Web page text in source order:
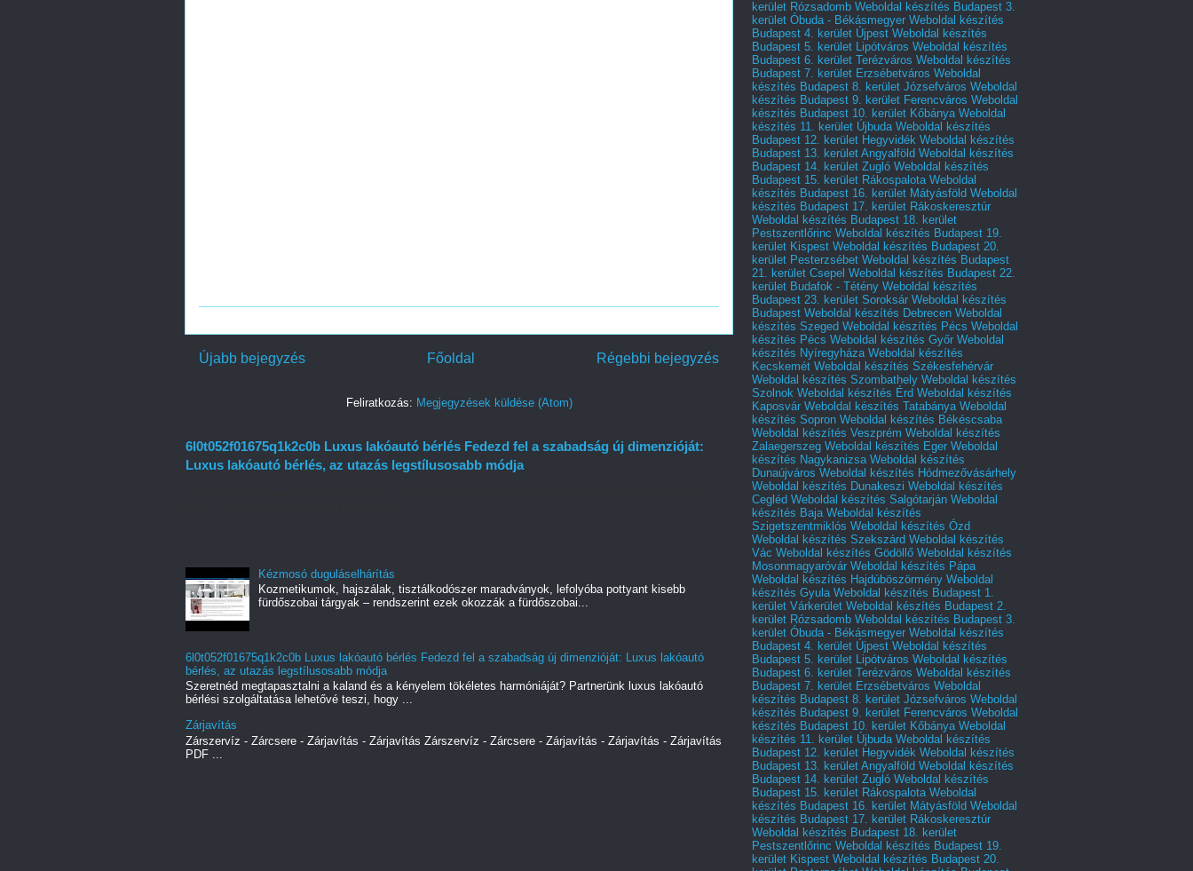
Újabb bejegyzés Régebbi bejegyzés
Főoldal
Feliratkozás: Megjegyzések küldése (Atom)
6l0t052f01675q1k2c0b Luxus lakóautó bérlés Fedezd fel a szabadság új dimenzióját:
Luxus lakóautó bérlés, az utazás legstílusosabb módja
Kézmosó duguláselhárítás
Kozmetikumok, hajszálak, tisztálkodószer maradványok, lefolyóba pottyant kisebb
fürdőszobai tárgyak – rendszerint ezek okozzák a fürdőszobai...
6l0t052f01675q1k2c0b Luxus lakóautó bérlés Fedezd fel a szabadság új dimenzióját: Luxus lakóautó
bérlés, az utazás legstílusosabb módja
Szeretnéd megtapasztalni a kaland és a kényelem tökéletes harmóniáját? Partnerünk luxus lakóautó
bérlési szolgáltatása lehetővé teszi, hogy ...
Zárjavítás
Zárszervíz - Zárcsere - Zárjavítás - Zárjavítás Zárszervíz - Zárcsere - Zárjavítás - Zárjavítás - Zárjavítás
PDF ...
kerület Rózsadomb Weboldal készítés Budapest 3.
kerület Óbuda - Békásmegyer Weboldal készítés
Budapest 4. kerület Újpest Weboldal készítés
Budapest 5. kerület Lipótváros Weboldal készítés
Budapest 6. kerület Terézváros Weboldal készítés
Budapest 7. kerület Erzsébetváros Weboldal
készítés Budapest 8. kerület Józsefváros Weboldal
készítés Budapest 9. kerület Ferencváros Weboldal
készítés Budapest 10. kerület Kőbánya Weboldal
készítés 11. kerület Újbuda Weboldal készítés
Budapest 12. kerület Hegyvidék Weboldal készítés
Budapest 13. kerület Angyalföld Weboldal készítés
Budapest 14. kerület Zugló Weboldal készítés
Budapest 15. kerület Rákospalota Weboldal
készítés Budapest 16. kerület Mátyásföld Weboldal
készítés Budapest 17. kerület Rákoskeresztúr
Weboldal készítés Budapest 18. kerület
Pestszentlőrinc Weboldal készítés Budapest 19.
kerület Kispest Weboldal készítés Budapest 20.
kerület Pesterzsébet Weboldal készítés Budapest
21. kerület Csepel Weboldal készítés Budapest 22.
kerület Budafok - Tétény Weboldal készítés
Budapest 23. kerület Soroksár Weboldal készítés
Budapest Weboldal készítés Debrecen Weboldal
készítés Szeged Weboldal készítés Pécs Weboldal
készítés Pécs Weboldal készítés Győr Weboldal
készítés Nyíregyháza Weboldal készítés
Kecskemét Weboldal készítés Székesfehérvár
Weboldal készítés Szombathely Weboldal készítés
Szolnok Weboldal készítés Érd Weboldal készítés
Kaposvár Weboldal készítés Tatabánya Weboldal
készítés Sopron Weboldal készítés Békéscsaba
Weboldal készítés Veszprém Weboldal készítés
Zalaegerszeg Weboldal készítés Eger Weboldal
készítés Nagykanizsa Weboldal készítés
Dunaújváros Weboldal készítés Hódmezővásárhely
Weboldal készítés Dunakeszi Weboldal készítés
Cegléd Weboldal készítés Salgótarján Weboldal
készítés Baja Weboldal készítés
Szigetszentmiklós Weboldal készítés Ózd
Weboldal készítés Szekszárd Weboldal készítés
Vác Weboldal készítés Gödöllő Weboldal készítés
Mosonmagyaróvár Weboldal készítés Pápa
Weboldal készítés Hajdúböszörmény Weboldal
készítés Gyula Weboldal készítés Budapest 1.
kerület Várkerület Weboldal készítés Budapest 2.
kerület Rózsadomb Weboldal készítés Budapest 3.
kerület Óbuda - Békásmegyer Weboldal készítés
Budapest 4. kerület Újpest Weboldal készítés
Budapest 5. kerület Lipótváros Weboldal készítés
Budapest 6. kerület Terézváros Weboldal készítés
Budapest 7. kerület Erzsébetváros Weboldal
készítés Budapest 8. kerület Józsefváros Weboldal
készítés Budapest 9. kerület Ferencváros Weboldal
készítés Budapest 10. kerület Kőbánya Weboldal
készítés 11. kerület Újbuda Weboldal készítés
Budapest 12. kerület Hegyvidék Weboldal készítés
Budapest 13. kerület Angyalföld Weboldal készítés
Budapest 14. kerület Zugló Weboldal készítés
Budapest 15. kerület Rákospalota Weboldal
készítés Budapest 16. kerület Mátyásföld Weboldal
készítés Budapest 17. kerület Rákoskeresztúr
Weboldal készítés Budapest 18. kerület
Pestszentlőrinc Weboldal készítés Budapest 19.
kerület Kispest Weboldal készítés Budapest 20.